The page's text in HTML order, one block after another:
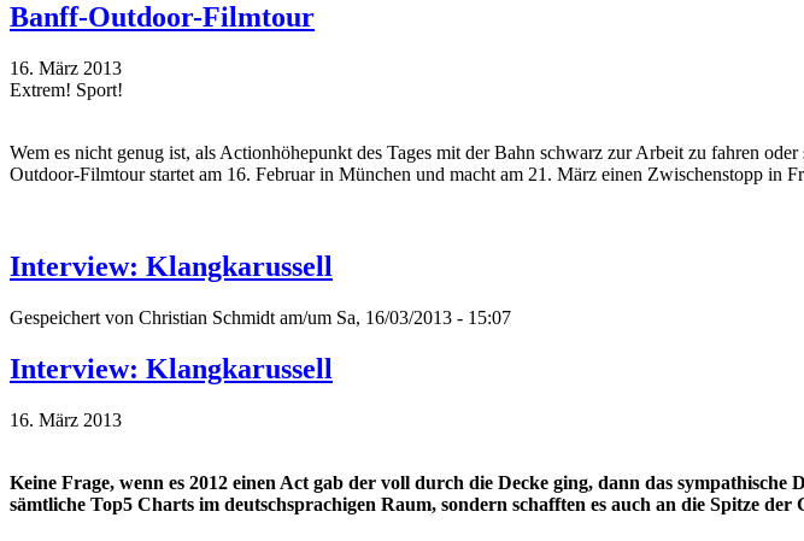
Banff-Outdoor-Filmtour
16. März 2013
Extrem! Sport!
Wem es nicht genug ist, als Actionhöhepunkt des Tages mit der Bahn schwarz zur Arbeit zu fahren
Outdoor-Filmtour startet am 16. Februar in München und macht am 21. März einen Zwischenstopp
Interview: Klangkarussell
Gespeichert von Christian Schmidt am/um Sa, 16/03/2013 - 15:07
Interview: Klangkarussell
16. März 2013
Keine Frage, wenn es 2012 einen Act gab der voll durch die Decke ging, dann das
sämtliche Top5 Charts im deutschsprachigen Raum, sondern schafften es auch an die Spitze der